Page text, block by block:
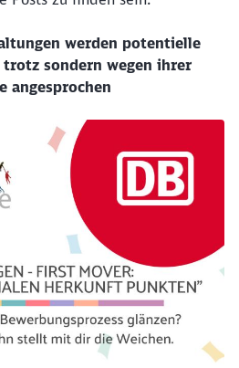
werden potentielle
sondern wegen ihrer
angesprochen